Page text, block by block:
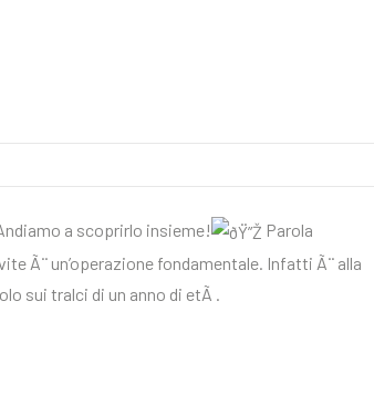
a scoprirlo insieme!
Parola
Ã¨ un’operazione fondamentale. Infatti Ã¨ alla
sui tralci di un anno di etÃ .